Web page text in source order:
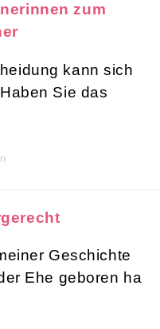
zum
kann sich
Sie das
Geschichte
Ehe geboren ha